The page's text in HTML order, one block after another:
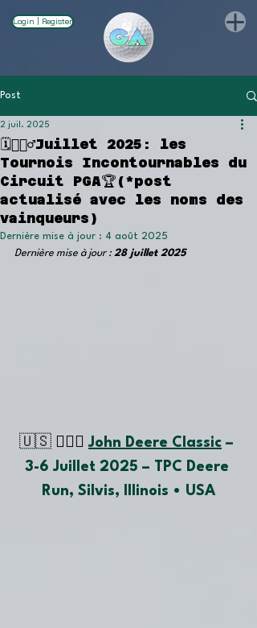
Login | Register
Post
🗓🏌🏽‍♂️Juillet 2025: les
Tournois Incontournables du
Circuit PGA🏆(*post
actualisé avec les noms des
vainqueurs)
2 juil. 2025
Dernière mise à jour : 4 août 2025
Dernière mise à jour : 28 juillet 2025
🇺🇸 🏌🏽‍♂️ John Deere Classic –
3-6 Juillet 2025 – TPC Deere
Run, Silvis, Illinois • USA